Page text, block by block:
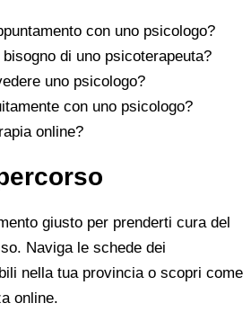
con uno psicologo?
di uno psicoterapeuta?
uno psicologo?
con uno psicologo?
online?
giusto per prenderti cura del
Naviga le schede dei
nella tua provincia o scopri come
online.